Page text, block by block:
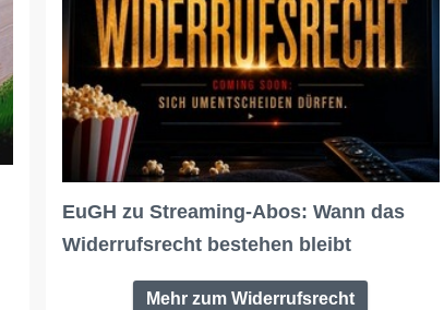
EuGH zu Streaming-Abos: Wann das
Widerrufsrecht bestehen bleibt
Mehr zum Widerrufsrecht